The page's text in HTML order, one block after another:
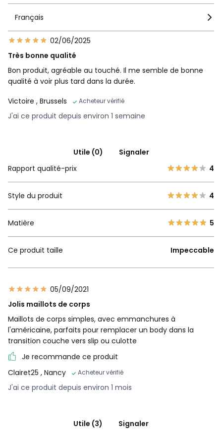
Français
02/06/2025
Très bonne qualité
Bon produit, agréable au touché. Il me semble de bonne
qualité à voir plus tard dans la durée.
Victoire , Brussels Acheteur vérifié
J'ai ce produit depuis environ 1 semaine
Utile (0)
Signaler
Rapport qualité-prix
4
Style du produit 4
Matière 5
Ce produit taille Impeccable
05/09/2021
Jolis maillots de corps
Maillots de corps simples, avec emmanchures à
l'américaine, parfaits pour remplacer un body dans la
transition couche vers slip ou culotte
Je recommande ce produit
Clairet25 , Nancy Acheteur vérifié
J'ai ce produit depuis environ 1 mois
Utile (3) Signaler